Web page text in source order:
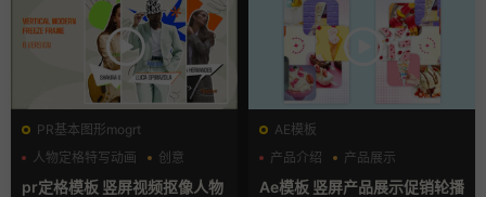
PR基本图形mogrt
人物定格特写动画
创意
动态海报
pr定格模板 竖屏视频抠像人物
AE模板
产品介绍
产品展示
卡通模板
Ae模板 竖屏产品展示促销轮播